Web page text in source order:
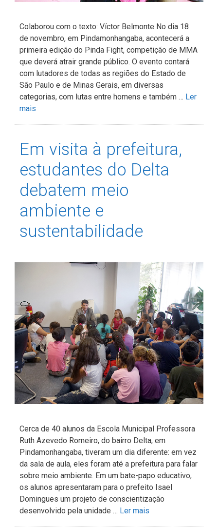
Colaborou com o texto: Víctor Belmonte No dia 18
de novembro, em Pindamonhangaba, acontecerá a
primeira edição do Pinda Fight, competição de MMA
que deverá atrair grande público. O evento contará
com lutadores de todas as regiões do Estado de
São Paulo e de Minas Gerais, em diversas
categorias, com lutas entre homens e também … Ler
mais
Em visita à prefeitura,
estudantes do Delta
debatem meio
ambiente e
sustentabilidade
Cerca de 40 alunos da Escola Municipal Professora
Ruth Azevedo Romeiro, do bairro Delta, em
Pindamonhangaba, tiveram um dia diferente: em vez
da sala de aula, eles foram até a prefeitura para falar
sobre meio ambiente. Em um bate-papo educativo,
os alunos apresentaram para o prefeito Isael
Domingues um projeto de conscientização
desenvolvido pela unidade … Ler mais